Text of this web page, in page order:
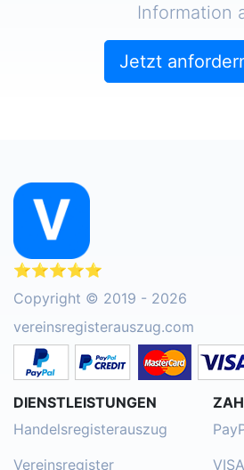
Information
Jetzt
⭐⭐⭐⭐⭐
Copyright © 2019 - 2026
vereinsregisterauszug.com
DIENSTLEISTUNGEN
Handelsregisterauszug
Vereinsregister
VISA